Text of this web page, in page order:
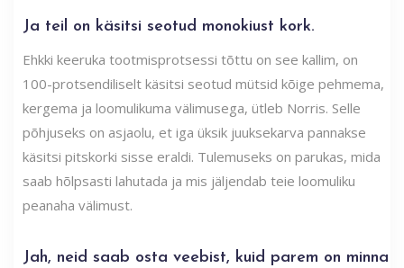
Ja teil on käsitsi seotud monokiust kork.
Ehkki keeruka tootmisprotsessi tõttu on see kallim, on
100-protsendiliselt käsitsi seotud mütsid kõige pehmema,
kergema ja loomulikuma välimusega, ütleb Norris. Selle
põhjuseks on asjaolu, et iga üksik juuksekarva pannakse
käsitsi pitskorki sisse eraldi. Tulemuseks on parukas, mida
saab hõlpsasti lahutada ja mis jäljendab teie loomuliku
peanaha välimust.
Jah, neid saab osta veebist, kuid parem on minna